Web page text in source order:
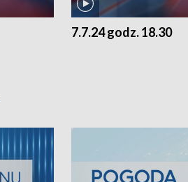
7.7.24 godz. 18.30